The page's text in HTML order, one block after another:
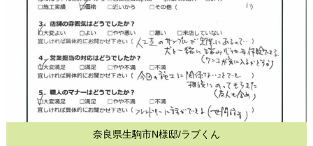
奈良県生駒市N様邸/ラブくん